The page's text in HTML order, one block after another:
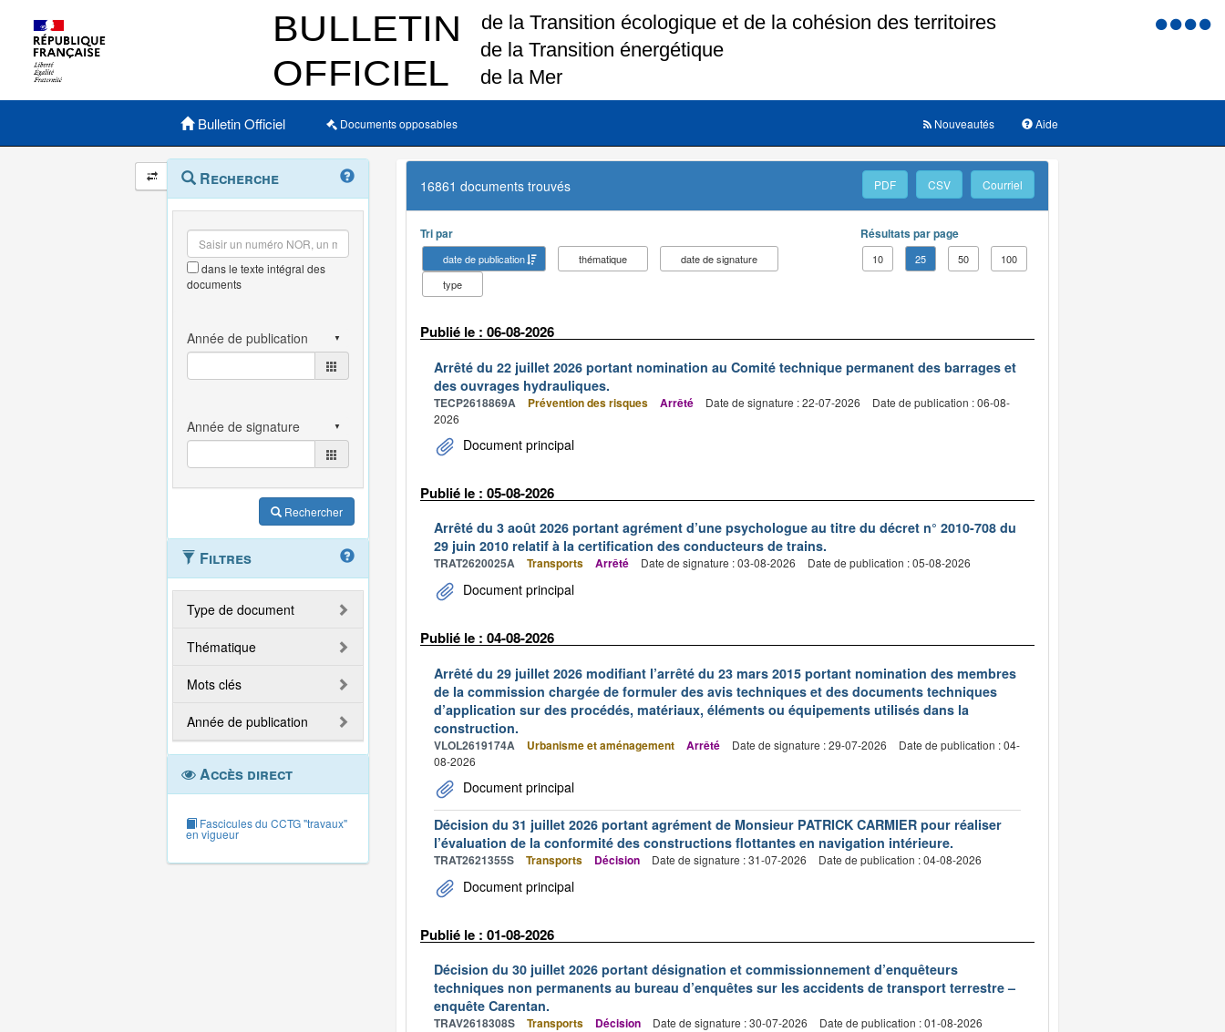
Menu
Menu principal
Bulletin Officiel Documents opposables Aide
Nouveautés
Navigation
et
outils
annexes
Menu
contextuel
Recherche
dans le texte intégral des
documents
Rechercher
Filtres
Type de document
Thématique
Mots clés
Année de publication
Accès direct
Fascicules du CCTG "travaux"
en vigueur
16861 documents trouvés PDF CSV Courriel
Tri par
date de publication thématique
date de signature
type
Résultats par page
10 25 50 100
Publié le : 06-08-2026
Arrêté du 22 juillet 2026 portant nomination au Comité technique permanent des barrages et
des ouvrages hydrauliques.
TECP2618869A Prévention des risques Arrêté Date de signature : 22-07-2026
Date de publication : 06-08-
2026
Document principal
Publié le : 05-08-2026
Arrêté du 3 août 2026 portant agrément d’une psychologue au titre du décret n° 2010-708 du
29 juin 2010 relatif à la certification des conducteurs de trains.
TRAT2620025A Transports Arrêté Date de signature : 03-08-2026 Date de publication : 05-08-2026
Document principal
Publié le : 04-08-2026
Arrêté du 29 juillet 2026 modifiant l’arrêté du 23 mars 2015 portant nomination des membres
de la commission chargée de formuler des avis techniques et des documents techniques
d’application sur des procédés, matériaux, éléments ou équipements utilisés dans la
construction.
VLOL2619174A Urbanisme et aménagement Arrêté Date de signature : 29-07-2026
Date de publication : 04-
08-2026
Document principal
Décision du 31 juillet 2026 portant agrément de Monsieur PATRICK CARMIER pour réaliser
l’évaluation de la conformité des constructions flottantes en navigation intérieure.
TRAT2621355S Transports Décision Date de signature : 31-07-2026 Date de publication : 04-08-2026
Document principal
Publié le : 01-08-2026
Décision du 30 juillet 2026 portant désignation et commissionnement d’enquêteurs
techniques non permanents au bureau d’enquêtes sur les accidents de transport terrestre –
enquête Carentan.
TRAV2618308S Transports Décision Date de signature : 30-07-2026 Date de publication : 01-08-2026